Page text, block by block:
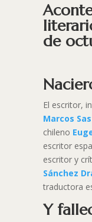
de
El escritor,
Marcos
chileno
escritor
escritor y
Sánchez
traductora
Y